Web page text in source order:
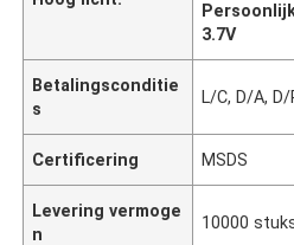
3.7V
Betalingsconditie
s
L/C, D/A,
Certificering MSDS
Levering vermoge
n
10000